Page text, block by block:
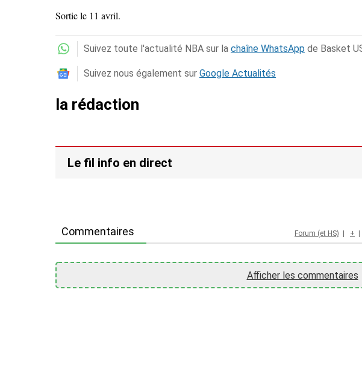
Sortie le 11 avril.
Suivez toute l'actualité NBA sur la chaîne WhatsApp de Basket
Suivez nous également sur Google Actualités
la rédaction
Le fil info en direct
Commentaires Forum (et HS) +
Afficher les commentaires